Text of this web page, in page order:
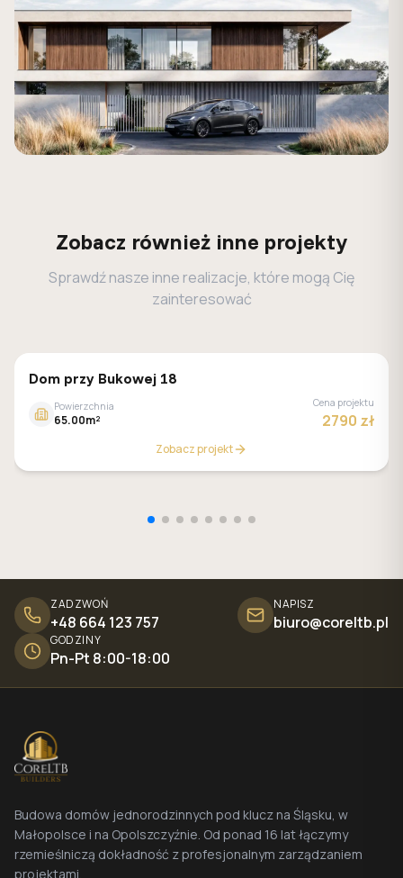
Zobacz również inne projekty
Sprawdź nasze inne realizacje, które mogą Cię
zainteresować
GALERIA DOMÓW
Dom przy Bukowej 18
Powierzchnia
65.00m²
Cena projektu
2790 zł
Zobacz projekt
ZADZWOŃ
+48 664 123 757
NAPISZ
biuro@coreltb.pl
GODZINY
Pn-Pt 8:00-18:00
Budowa domów jednorodzinnych pod klucz na Śląsku, w
Małopolsce i na Opolszczyźnie. Od ponad 16 lat łączymy
rzemieślniczą dokładność z profesjonalnym zarządzaniem
projektami.